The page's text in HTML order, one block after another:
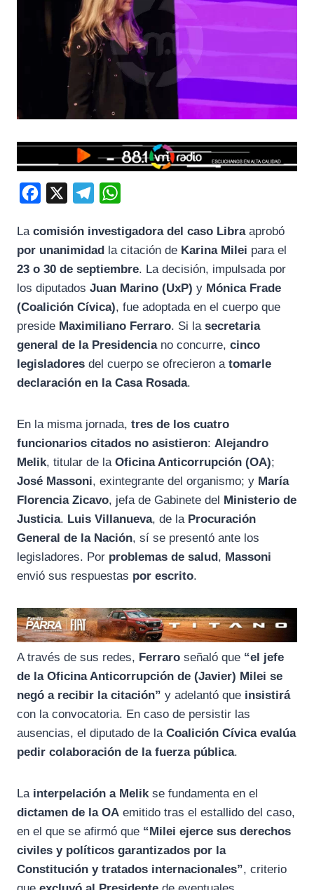
c
e
b
o
o
k
l
e
g
a
m
a
t
s
p
La comisión investigadora del caso Libraaprobó
por unanimidad la citación de Karina Milei para el
23 o 30 de septiembre. La decisión, impulsada por
los diputados Juan Marino (UxP) y Mónica Frade
(Coalición Cívica), fue adoptada en el cuerpo que
preside Maximiliano Ferraro. Si la secretaria
general de la Presidenciano concurre, cinco
legisladores del cuerpo se ofrecieron a tomarle
declaración en la Casa Rosada.
En la misma jornada, tres de los cuatro
funcionarios citados no asistieron: Alejandro
Melik, titular de la Oficina Anticorrupción (OA);
José Massoni, exintegrante del organismo; y María
Florencia Zicavo, jefa de Gabinete del Ministerio de
Justicia. Luis Villanueva, de la Procuración
General de la Nación, sí se presentó ante los
legisladores. Por problemas de salud, Massoni
envió sus respuestas por escrito.
A través de sus redes, Ferraro señaló que “el jefe
de la Oficina Anticorrupción de (Javier) Milei se
negó a recibir la citación” y adelantó que insistirá
con la convocatoria. En caso de persistir las
ausencias, el diputado de la Coalición Cívica evalúa
pedir colaboración de la fuerza pública.
La interpelación a Melikse fundamenta en el
dictamen de la OA emitido tras el estallido del caso,
en el que se afirmó que “Milei ejerce sus derechos
civiles y políticos garantizados por la
Constitución y tratados internacionales”, criterio